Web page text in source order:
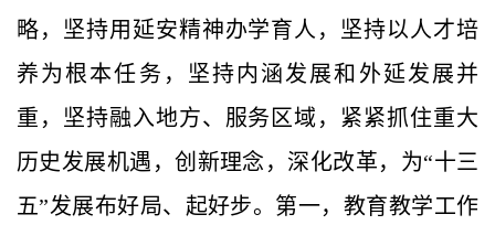
略，坚持用延安精神办学育人，坚持以人才培
养为根本任务，坚持内涵发展和外延发展并
重，坚持融入地方、服务区域，紧紧抓住重大
历史发展机遇，创新理念，深化改革，为“十三
五”发展布好局、起好步。第一，教育教学工作